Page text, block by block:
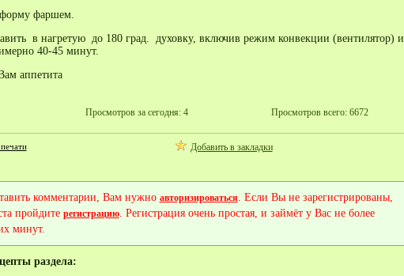
фаршем.
в нагретую до 180 град. духовку, включив режим конвекции (вентилятор) и
40-45 минут.
аппетита
Просмотров за сегодня: 4 Просмотров всего: 6672
Добавить в закладки
комментарии, Вам нужно авторизироваться. Если Вы не зарегистрированы,
пройдите регистрацию. Регистрация очень простая, и займёт у Вас не более
минут.
раздела: